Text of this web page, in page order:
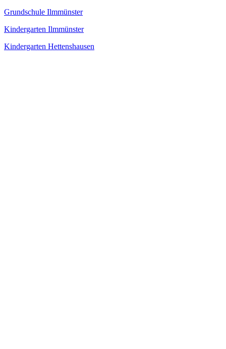
Grundschule Ilmmünster
Kindergarten Ilmmünster
Kindergarten Hettenshausen